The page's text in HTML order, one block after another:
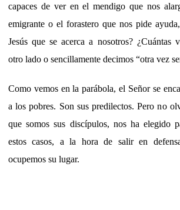
capaces de ver en el mendigo que nos
emigrante o el forastero que nos pide
Jesús que se acerca a nosotros? ¿Cuántas
otro lado o sencillamente decimos “otra vez
Como vemos en la parábola, el Señor se
a los pobres. Son sus predilectos. Pero no
que somos sus discípulos, nos ha elegido
estos casos, a la hora de salir en
ocupemos su lugar.